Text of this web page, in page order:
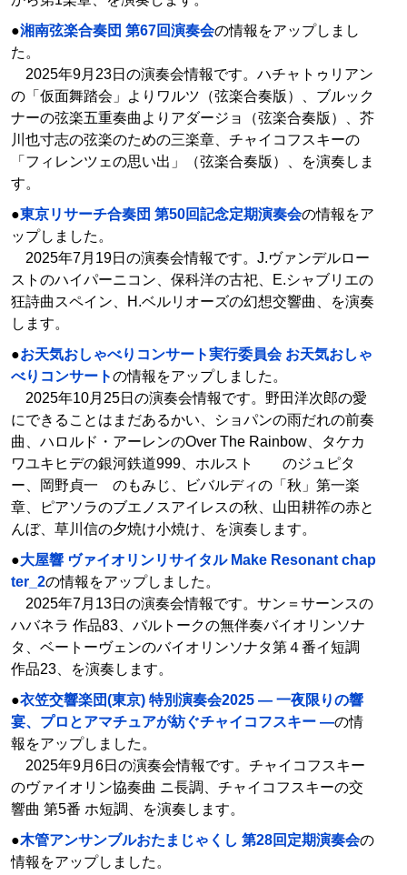
●湘南弦楽合奏団 第67回演奏会の情報をアップしまし
た。
2025年9月23日の演奏会情報です。ハチャトゥリアン
の「仮面舞踏会」よりワルツ（弦楽合奏版）、ブルック
ナーの弦楽五重奏曲よりアダージョ（弦楽合奏版）、芥
川也寸志の弦楽のための三楽章、チャイコフスキーの
「フィレンツェの思い出」（弦楽合奏版）、を演奏しま
す。
●東京リサーチ合奏団 第50回記念定期演奏会の情報をア
ップしました。
2025年7月19日の演奏会情報です。J.ヴァンデルロー
ストのハイパーニコン、保科洋の古祀、E.シャブリエの
狂詩曲スペイン、H.ベルリオーズの幻想交響曲、を演奏
します。
●お天気おしゃべりコンサート実行委員会 お天気おしゃ
べりコンサートの情報をアップしました。
2025年10月25日の演奏会情報です。野田洋次郎の愛
にできることはまだあるかい、ショパンの雨だれの前奏
曲、ハロルド・アーレンのOver The Rainbow、タケカ
ワユキヒデの銀河鉄道999、ホルスト のジュピタ
ー、岡野貞一 のもみじ、ビバルディの「秋」第一楽
章、ピアソラのブエノスアイレスの秋、山田耕筰の赤と
んぼ、草川信の夕焼け小焼け、を演奏します。
●大屋響 ヴァイオリンリサイタル Make Resonant chap
ter_2の情報をアップしました。
2025年7月13日の演奏会情報です。サン＝サーンスの
ハバネラ 作品83、バルトークの無伴奏バイオリンソナ
タ、ベートーヴェンのバイオリンソナタ第４番イ短調
作品23、を演奏します。
●衣笠交響楽団(東京) 特別演奏会2025 ― 一夜限りの響
宴、プロとアマチュアが紡ぐチャイコフスキー ―の情
報をアップしました。
2025年9月6日の演奏会情報です。チャイコフスキー
のヴァイオリン協奏曲 ニ長調、チャイコフスキーの交
響曲 第5番 ホ短調、を演奏します。
●木管アンサンブルおたまじゃくし 第28回定期演奏会の
情報をアップしました。